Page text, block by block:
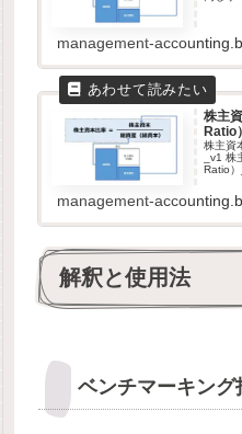
management-
株主
Ratio）
株主資
_v1
Ratio
ティ規
management-
解釈と使用法
ベンチマーキング